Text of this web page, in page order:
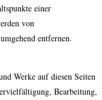
einer
von
entfernen.
Werke auf diesen Seiten
Bearbeitung,